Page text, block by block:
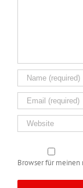
Browser für meinen